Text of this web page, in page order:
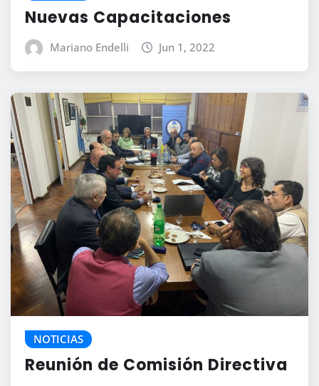
Nuevas Capacitaciones
Mariano Endelli Jun 1, 2022
NOTICIAS
Reunión de Comisión Directiva